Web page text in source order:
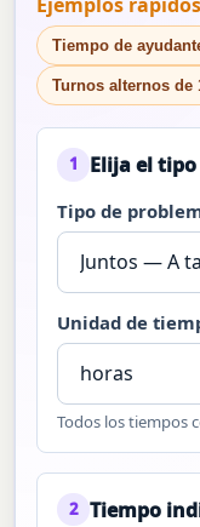
Ejemplos
Tiempo de
Turnos alternos de
1 Elija el
Tipo de
Unidad de
Todos los tiempos
2 Tiempo